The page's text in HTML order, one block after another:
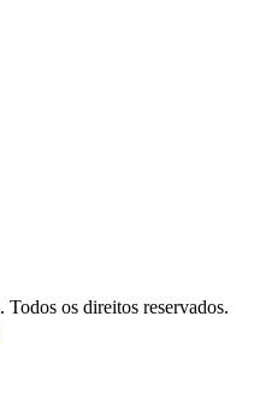
os direitos reservados.